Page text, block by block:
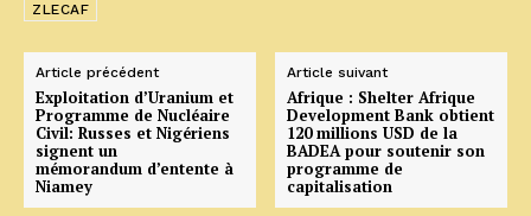
ZLECAF
Article précédent
Exploitation d’Uranium et
Programme de Nucléaire
Civil: Russes et Nigériens
signent un
mémorandum d’entente à
Niamey
Article suivant
Afrique : Shelter Afrique
Development Bank obtient
120 millions USD de la
BADEA pour soutenir son
programme de
capitalisation